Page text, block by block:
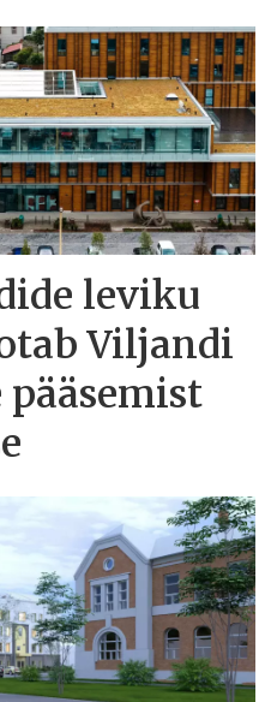
leviku
Viljandi